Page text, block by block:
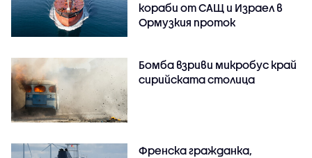
кораби от САЩ и Израел в
Ормузкия проток
Бомба взриви микробус край
сирийската столица
Френска гражданка,